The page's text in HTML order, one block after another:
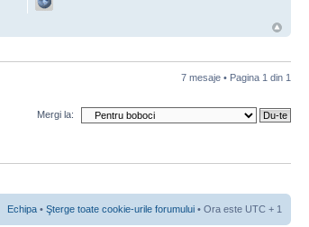
7 mesaje • Pagina 1 din 1
Mergi la:
Echipa • Şterge toate cookie-urile forumului • Ora este UTC + 1